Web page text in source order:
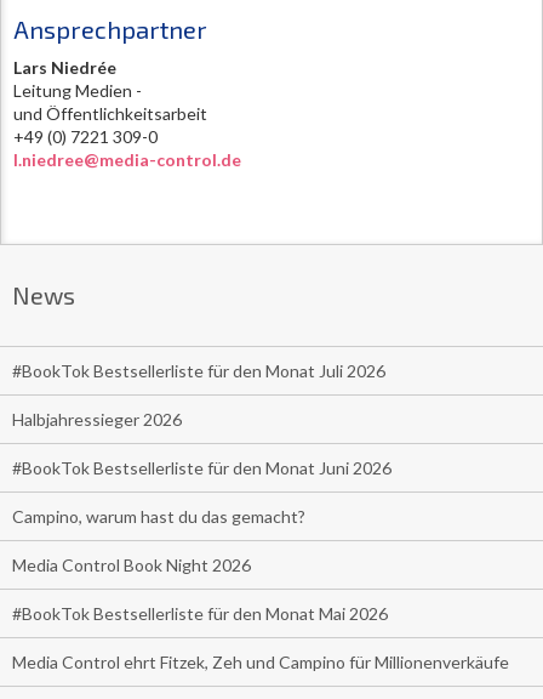
Ansprechpartner
Lars Niedrée
Leitung Medien -
und Öffentlichkeitsarbeit
+49 (0) 7221 309-0
l.niedree@media-control.de
News
#BookTok Bestsellerliste für den Monat Juli 2026
Halbjahressieger 2026
#BookTok Bestsellerliste für den Monat Juni 2026
Campino, warum hast du das gemacht?
Media Control Book Night 2026
#BookTok Bestsellerliste für den Monat Mai 2026
Media Control ehrt Fitzek, Zeh und Campino für Millionenverkäufe